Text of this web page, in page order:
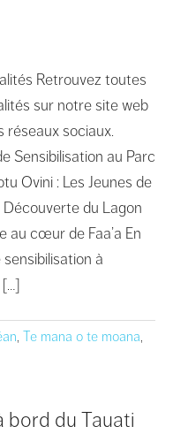
Retrouvez toutes
sur notre site web
réseaux sociaux.
Sensibilisation au Parc
Ovini : Les Jeunes de
Découverte du Lagon
au cœur de Faa’a En
à
[…]
, Te mana o te moana,
bord du Tauati